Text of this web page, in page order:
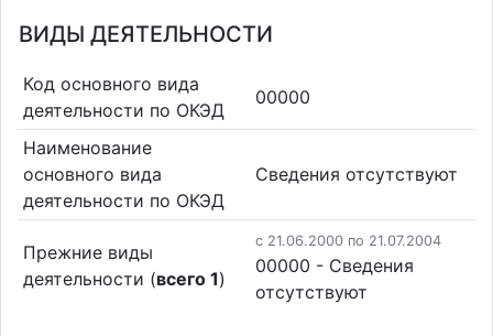
ВИДЫ ДЕЯТЕЛЬНОСТИ
Код основного вида
деятельности по ОКЭД
00000
Наименование
основного вида
деятельности по ОКЭД
Cведения отсутствуют
Прежние виды
деятельности (всего 1)
c 21.06.2000 по 21.07.2004
00000 - Cведения
отсутствуют